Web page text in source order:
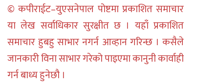
© कपीराईट–युएसनेपाल पोष्टमा प्रकाशित समाचार
या लेख सर्वाधिकार सुरक्षीत छ । यहाँ प्रकाशित
समाचार हुबहु साभार नगर्न आव्हान गरिन्छ । कसैले
जानकारी विना साभार गरेको पाइएमा कानुनी कार्वाही
गर्न बाध्य हुनेछौ ।